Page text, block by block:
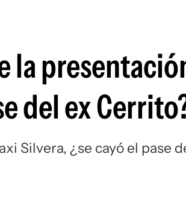
la
del ex
Silvera, ¿se cayó el pase